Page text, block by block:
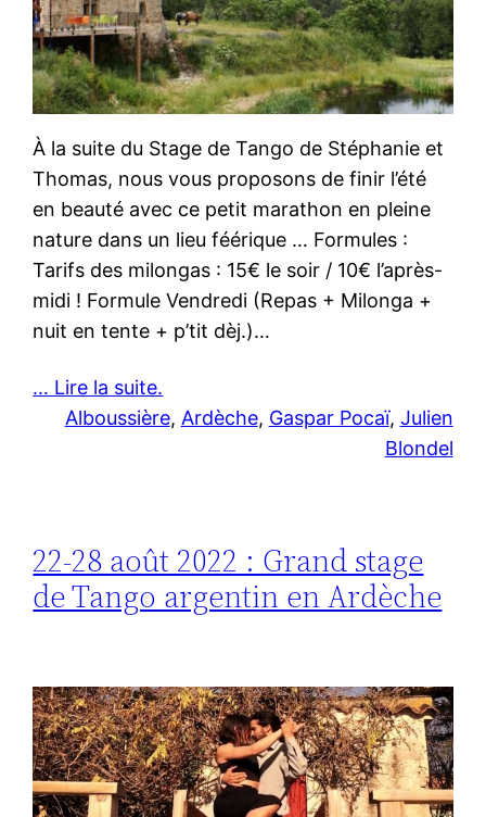
À la suite du Stage de Tango de Stéphanie et
Thomas, nous vous proposons de finir l’été
en beauté avec ce petit marathon en pleine
nature dans un lieu féérique … Formules :
Tarifs des milongas : 15€ le soir / 10€ l’après-
midi ! Formule Vendredi (Repas + Milonga +
nuit en tente + p’tit dèj.)…
… Lire la suite.
Alboussière, Ardèche, Gaspar Pocaï, Julien
Blondel
22-28 août 2022 : Grand stage
de Tango argentin en Ardèche